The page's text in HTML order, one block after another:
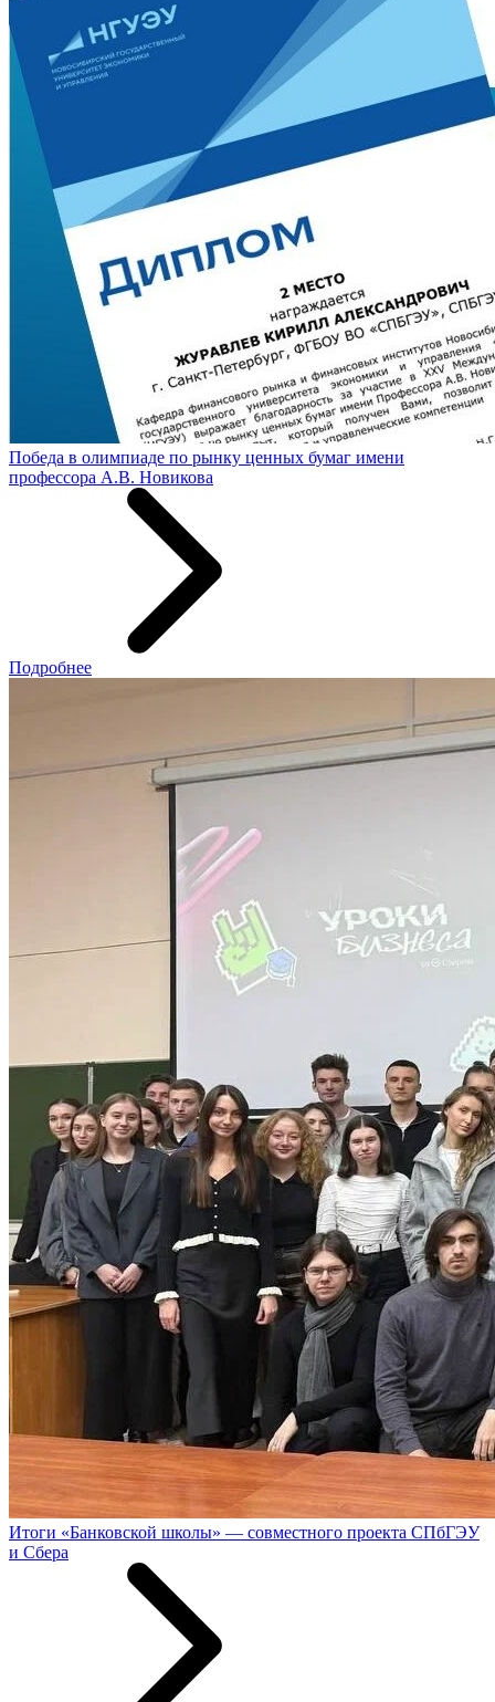
Победа в олимпиаде по рынку ценных бумаг имени
профессора А.В. Новикова
Подробнее
Итоги «Банковской школы» — совместного проекта СПбГЭУ
и Сбера